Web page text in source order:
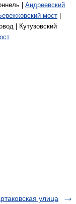
| Андреевский
мост |
| Кутузовский
улица